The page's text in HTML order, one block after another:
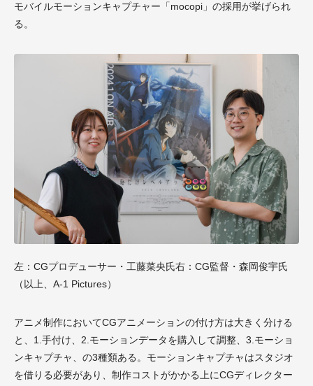
モバイルモーションキャプチャー「mocopi」の採用が挙げられ
る。
左：CGプロデューサー・工藤菜央氏右：CG監督・森岡俊宇氏
（以上、A-1 Pictures）
アニメ制作においてCGアニメーションの付け方は大きく分ける
と、1.手付け、2.モーションデータを購入して調整、3.モーショ
ンキャプチャ、の3種類ある。モーションキャプチャはスタジオ
を借りる必要があり、制作コストがかかる上にCGディレクター